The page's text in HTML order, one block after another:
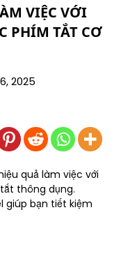
VIỆC VỚI
PHÍM TẮT CƠ
2025
quả làm việc với
thông dụng.
giúp bạn tiết kiệm